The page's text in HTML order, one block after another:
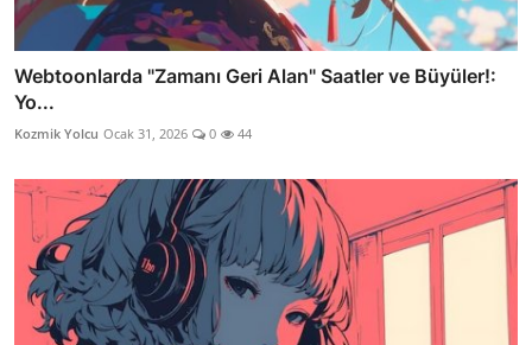
Webtoonlarda "Zamanı Geri Alan" Saatler ve Büyüler!:
Yo...
Kozmik Yolcu Ocak 31, 2026 0 44